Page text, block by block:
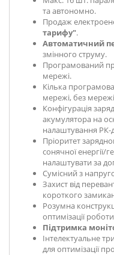
та автономно.
Продаж
тарифу".
Автоматичний
змінного струму.
Програмований
мережі.
Кілька
мережі, без
Конфігурація
акумулятора на
налаштування РК-
Пріоритет
сонячної
налаштувати за
Сумісний з
Захист від
короткого
Розумна
оптимізації
Підтримка
Інтелектуальне
для оптимізації